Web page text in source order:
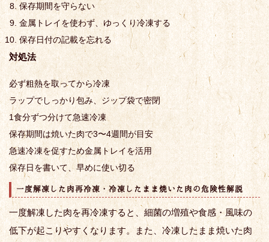
保存期間を守らない
金属トレイを使わず、ゆっくり冷凍する
保存日付の記載を忘れる
対処法
必ず粗熱を取ってから冷凍
ラップでしっかり包み、ジップ袋で密閉
1食分ずつ分けて急速冷凍
保存期間は焼いた肉で3〜4週間が目安
急速冷凍を促すため金属トレイを活用
保存日を書いて、早めに使い切る
一度解凍した肉再冷凍・冷凍したまま焼いた肉の危険性解説
一度解凍した肉を再冷凍すると、細菌の増殖や食感・風味の
低下が起こりやすくなります。また、冷凍したまま焼いた肉